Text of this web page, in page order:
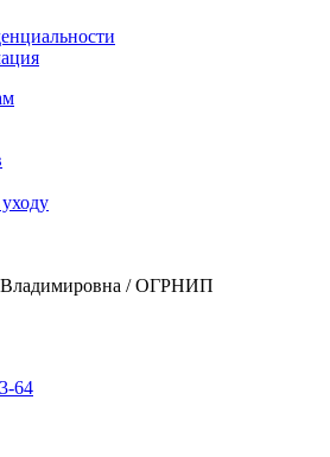
Владимировна / ОГРНИП
64